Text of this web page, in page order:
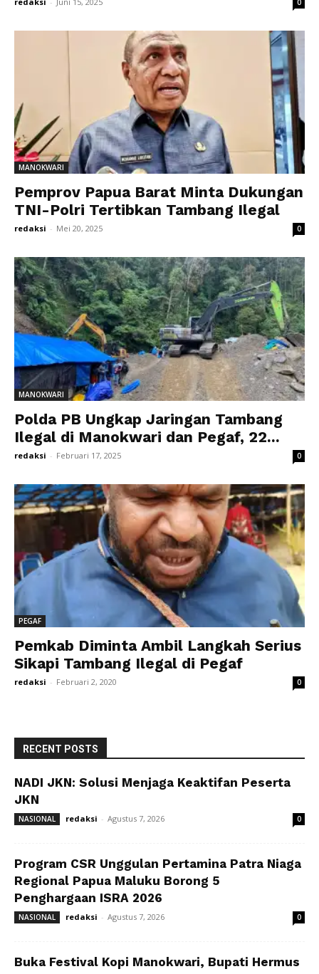
0
MANOKWARI
Pemprov Papua Barat Minta Dukungan
TNI-Polri Tertibkan Tambang Ilegal
redaksi - Mei 20, 2025 0
MANOKWARI
Polda PB Ungkap Jaringan Tambang
Ilegal di Manokwari dan Pegaf, 22...
redaksi - Februari 17, 2025 0
PEGAF
Pemkab Diminta Ambil Langkah Serius
Sikapi Tambang Ilegal di Pegaf
redaksi - Februari 2, 2020 0
RECENT POSTS
NADI JKN: Solusi Menjaga Keaktifan Peserta
JKN
NASIONAL redaksi - Agustus 7, 2026 0
Program CSR Unggulan Pertamina Patra Niaga
Regional Papua Maluku Borong 5
Penghargaan ISRA 2026
NASIONAL redaksi - Agustus 7, 2026 0
Buka Festival Kopi Manokwari, Bupati Hermus